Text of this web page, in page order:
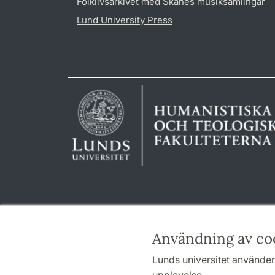
Användning av
Lunds universitet
Lund University Press